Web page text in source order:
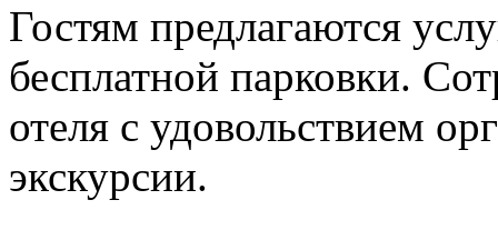
Гостям предлагаются
бесплатной парковки.
отеля с удовольствием
экскурсии.